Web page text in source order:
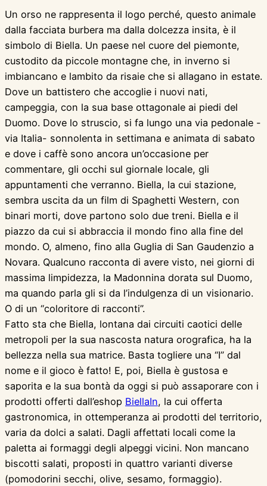
Un orso ne rappresenta il logo perché, questo animale
dalla facciata burbera ma dalla dolcezza insita, è il
simbolo di Biella. Un paese nel cuore del piemonte,
custodito da piccole montagne che, in inverno si
imbiancano e lambito da risaie che si allagano in estate.
Dove un battistero che accoglie i nuovi nati,
campeggia, con la sua base ottagonale ai piedi del
Duomo. Dove lo struscio, si fa lungo una via pedonale -
via Italia- sonnolenta in settimana e animata di sabato
e dove i caffè sono ancora un’occasione per
commentare, gli occhi sul giornale locale, gli
appuntamenti che verranno. Biella, la cui stazione,
sembra uscita da un film di Spaghetti Western, con
binari morti, dove partono solo due treni. Biella e il
piazzo da cui si abbraccia il mondo fino alla fine del
mondo. O, almeno, fino alla Guglia di San Gaudenzio a
Novara. Qualcuno racconta di avere visto, nei giorni di
massima limpidezza, la Madonnina dorata sul Duomo,
ma quando parla gli si da l’indulgenza di un visionario.
O di un “coloritore di racconti”.
Fatto sta che Biella, lontana dai circuiti caotici delle
metropoli per la sua nascosta natura orografica, ha la
bellezza nella sua matrice. Basta togliere una “I” dal
nome e il gioco è fatto! E, poi, Biella è gustosa e
saporita e la sua bontà da oggi si può assaporare con i
prodotti offerti dall’eshop BiellaIn, la cui offerta
gastronomica, in ottemperanza ai prodotti del territorio,
varia da dolci a salati. Dagli affettati locali come la
paletta ai formaggi degli alpeggi vicini. Non mancano
biscotti salati, proposti in quattro varianti diverse
(pomodorini secchi, olive, sesamo, formaggio).